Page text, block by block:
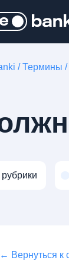
/Термины /
← Вернуться к